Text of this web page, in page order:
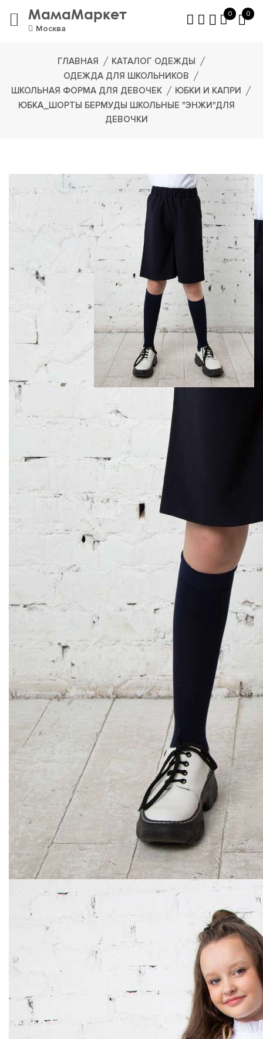
МамаМаркет
Москва
0 0
ГЛАВНАЯ
КАТАЛОГ ОДЕЖДЫ
ОДЕЖДА ДЛЯ ШКОЛЬНИКОВ
ШКОЛЬНАЯ ФОРМА ДЛЯ ДЕВОЧЕК
ЮБКИ И КАПРИ
ЮБКА_ШОРТЫ БЕРМУДЫ ШКОЛЬНЫЕ "ЭНЖИ"ДЛЯ
ДЕВОЧКИ